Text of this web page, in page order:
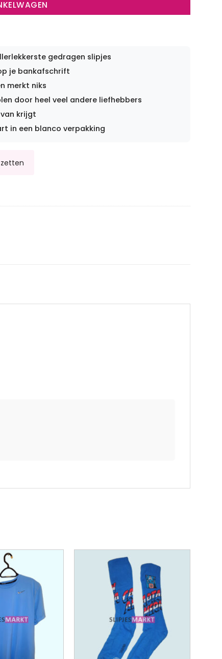
gedragen slipjes
je bankafschrift
merkt niks
door heel veel andere liefhebbers
krijgt
in een blanco verpakking